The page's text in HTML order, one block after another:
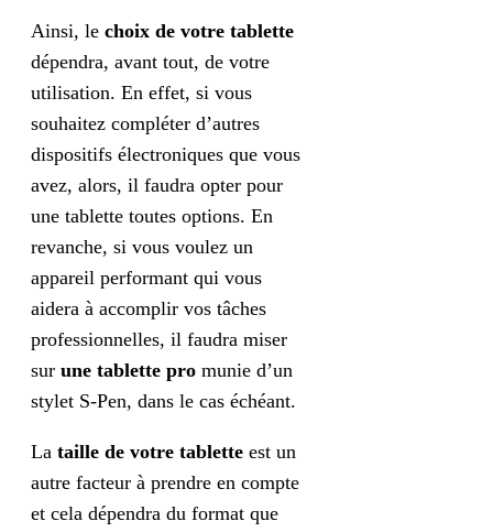
Ainsi, le choix de votre tablette
dépendra, avant tout, de votre
utilisation. En effet, si vous
souhaitez compléter d’autres
dispositifs électroniques que vous
avez, alors, il faudra opter pour
une tablette toutes options. En
revanche, si vous voulez un
appareil performant qui vous
aidera à accomplir vos tâches
professionnelles, il faudra miser
sur une tablette pro munie d’un
stylet S-Pen, dans le cas échéant.
La taille de votre tablette est un
autre facteur à prendre en compte
et cela dépendra du format que